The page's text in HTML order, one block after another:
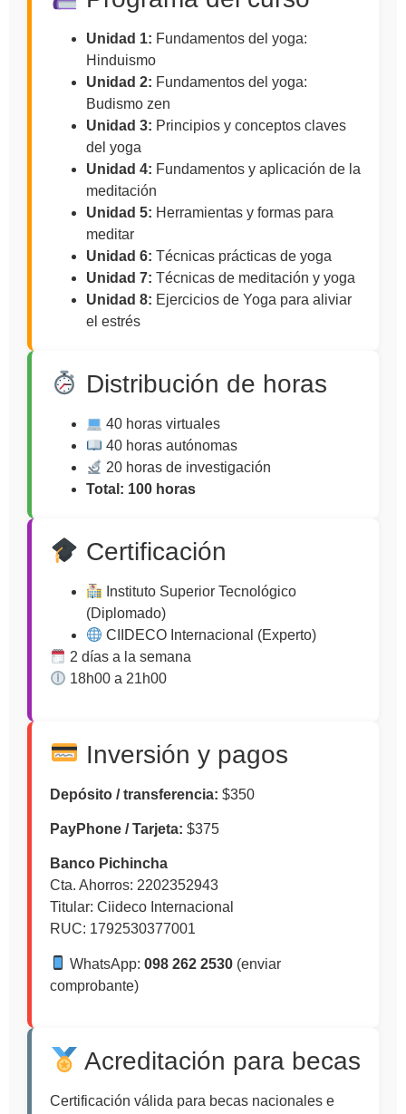
Unidad 1: Fundamentos del yoga:
Hinduismo
Unidad 2: Fundamentos del yoga:
Budismo zen
Unidad 3: Principios y conceptos claves
del yoga
Unidad 4: Fundamentos y aplicación de la
meditación
Unidad 5: Herramientas y formas para
meditar
Unidad 6: Técnicas prácticas de yoga
Unidad 7: Técnicas de meditación y yoga
Unidad 8: Ejercicios de Yoga para aliviar
el estrés
Distribución de horas
40 horas virtuales
40 horas autónomas
20 horas de investigación
Total: 100 horas
Certificación
Instituto Superior Tecnológico
(Diplomado)
CIIDECO Internacional (Experto)
2 días a la semana
18h00 a 21h00
Inversión y pagos
Depósito / transferencia: $350
PayPhone / Tarjeta: $375
Banco Pichincha
Cta. Ahorros: 2202352943
Titular: Ciideco Internacional
RUC: 1792530377001
WhatsApp:098 262 2530 (enviar
comprobante)
Acreditación para becas
Certificación válida para becas nacionales e